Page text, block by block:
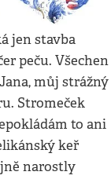
jen stavba
peču. Všechen
můj strážný
Stromeček
to ani
keř
narostly